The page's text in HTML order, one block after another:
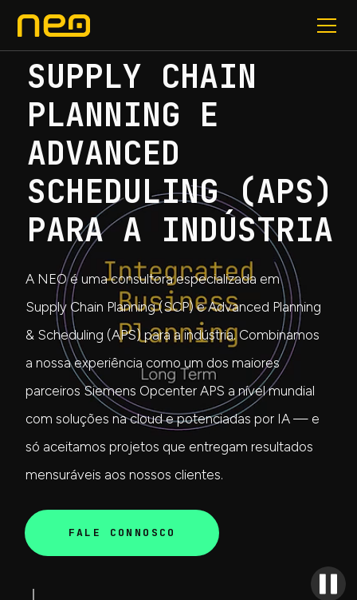
SUPPLY CHAIN
PLANNING E
ADVANCED
SCHEDULING (APS)
PARA A INDÚSTRIA
A NEO é uma consultora especializada em
Supply Chain Planning (SCP) e Advanced Planning
& Scheduling (APS) para a indústria. Combinamos
a nossa experiência como um dos maiores
parceiros Siemens Opcenter APS a nível mundial
com soluções na cloud e potenciadas por IA — e
só aceitamos projetos que entregam resultados
mensuráveis aos nossos clientes.
FALE CONNOSCO